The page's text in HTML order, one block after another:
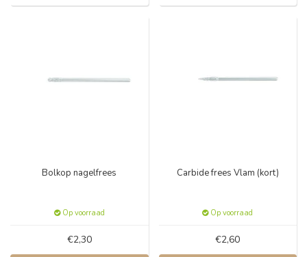
Bolkop nagelfrees
Op voorraad
€2,30
Carbide frees Vlam (kort)
Op voorraad
€2,60